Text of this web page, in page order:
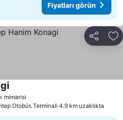
Fiyatları görün
Paylaş
mimarisi
Fiyatları görün
Otobüs Terminali 4.9 km uzaklıkta